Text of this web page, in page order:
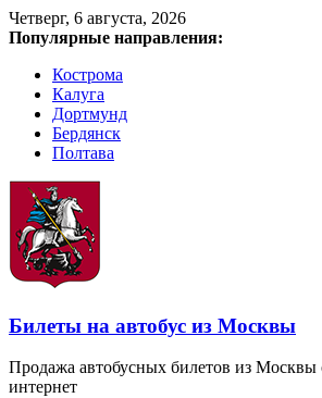
Четверг, 6 августа, 2026
Популярные направления:
Кострома
Калуга
Дортмунд
Бердянск
Полтава
Билеты на автобус из Москвы
Продажа автобусных билетов из Москвы
интернет